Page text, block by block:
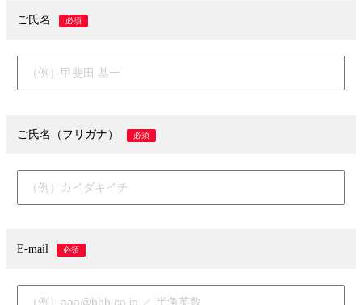
ご氏名 必須
ご氏名（フリガナ） 必須
E-mail 必須